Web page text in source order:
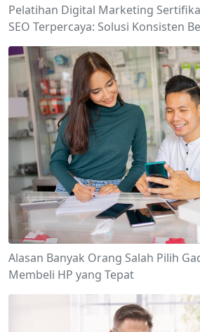
Pelatihan Digital Marketing
SEO Terpercaya: Solusi Konsisten
Alasan Banyak Orang Salah Pilih
Membeli HP yang Tepat